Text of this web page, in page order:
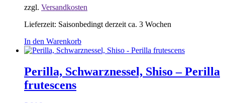
zzgl. Versandkosten
Lieferzeit: Saisonbedingt derzeit ca. 3 Wochen
In den Warenkorb
Perilla, Schwarznessel, Shiso – Perilla
frutescens